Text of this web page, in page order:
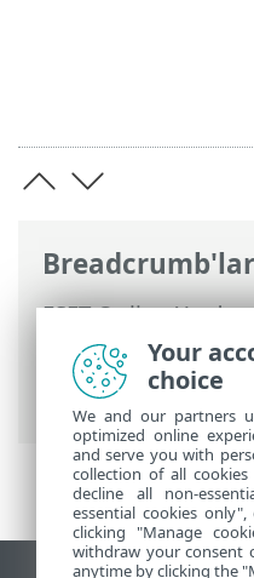
Breadcrumb'lar
ESET Online Yardım
Prem> Yükselt >
Yedekleme/
Sunucu Yükseltmesi
Your
choice
We and our partners
optimized online
and serve you with
collection of all
decline all non-
essential cookies
clicking "Manage
withdraw your consent
anytime by clicking the